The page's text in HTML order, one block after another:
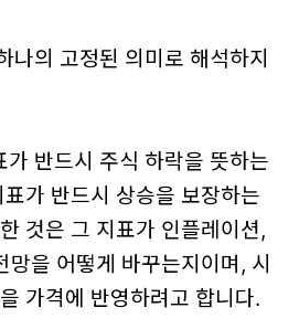
나의 고정된 의미로 해석하지
가 반드시 주식 하락을 뜻하는
가 반드시 상승을 보장하는
것은 그 지표가 인플레이션,
을 어떻게 바꾸는지 이며, 시
가격에 반영하려고 합니다.